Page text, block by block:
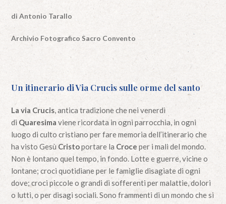
di Antonio Tarallo
Archivio Fotografico Sacro Convento
Un itinerario di Via Crucis sulle orme del santo
La via Crucis, antica tradizione che nei venerdì
di Quaresima viene ricordata in ogni parrocchia, in ogni
luogo di culto cristiano per fare memoria dell’itinerario che
ha visto Gesù Cristoportare la Croce per i mali del mondo.
Non è lontano quel tempo, in fondo. Lotte e guerre, vicine o
lontane; croci quotidiane per le famiglie disagiate di ogni
dove; croci piccole o grandi di sofferenti per malattie, dolori
o lutti, o per disagi sociali. Sono frammenti di un mondo che si